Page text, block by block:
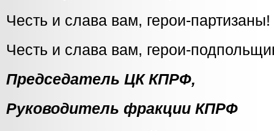
Честь и слава вам, герои-партизаны!
Честь и слава вам, герои-
Председатель
Руководитель